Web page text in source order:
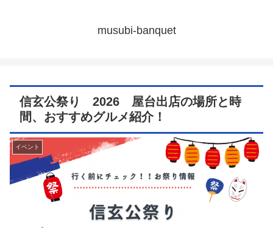
musubi-banquet
信玄公祭り 2026 屋台出店の場所と時
間、おすすめグルメ紹介！
イベント